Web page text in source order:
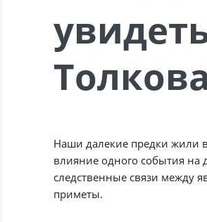
Наши далекие предки жили
влияние одного события на
следственные связи между
приметы.